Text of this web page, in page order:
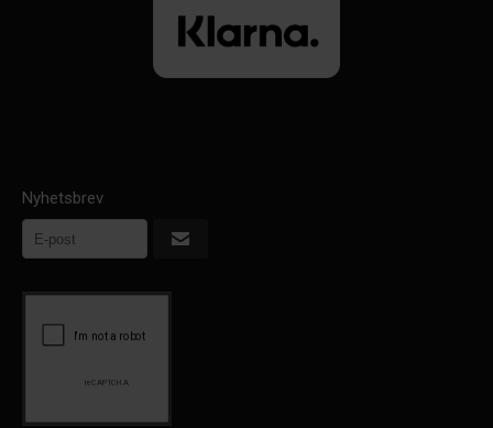
Nyhetsbrev